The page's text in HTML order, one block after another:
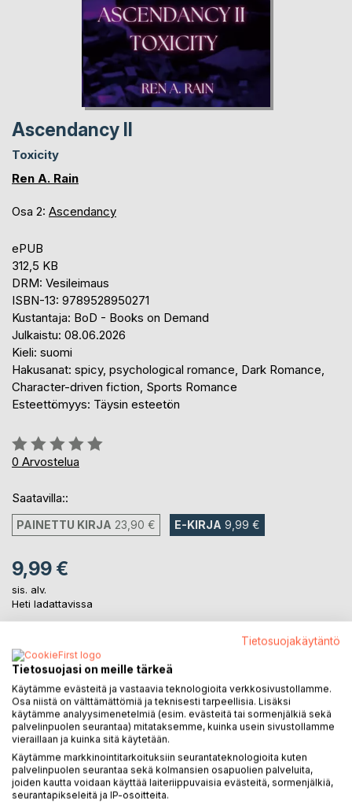
Ascendancy II
Toxicity
Ren A. Rain
Osa 2: Ascendancy
ePUB
312,5 KB
DRM: Vesileimaus
ISBN-13: 9789528950271
Kustantaja: BoD - Books on Demand
Julkaistu: 08.06.2026
Kieli: suomi
Hakusanat: spicy, psychological romance, Dark Romance,
Character-driven fiction, Sports Romance
Esteettömyys: Täysin esteetön
Arvostelu::
0%
0 Arvostelua
Saatavilla::
PAINETTU KIRJA 23,90 € E-KIRJA 9,99 €
9,99 €
sis. alv.
Heti ladattavissa
Lisää muistilistalle
Arvostele tuote
Tietosuojakäytäntö
Tietosuojasi on meille tärkeä
Käytämme evästeitä ja vastaavia teknologioita verkkosivustollamme.
Osa niistä on välttämättömiä ja teknisesti tarpeellisia. Lisäksi
käytämme analyysimenetelmiä (esim. evästeitä tai sormenjälkiä sekä
palvelinpuolen seurantaa) mitataksemme, kuinka usein sivustollamme
vieraillaan ja kuinka sitä käytetään.
Käytämme markkinointitarkoituksiin seurantateknologioita kuten
palvelinpuolen seurantaa sekä kolmansien osapuolien palveluita,
joiden kautta voidaan käyttää laiteriippuvaisia evästeitä, sormenjälkiä,
seurantapikseleitä ja IP-osoitteita.